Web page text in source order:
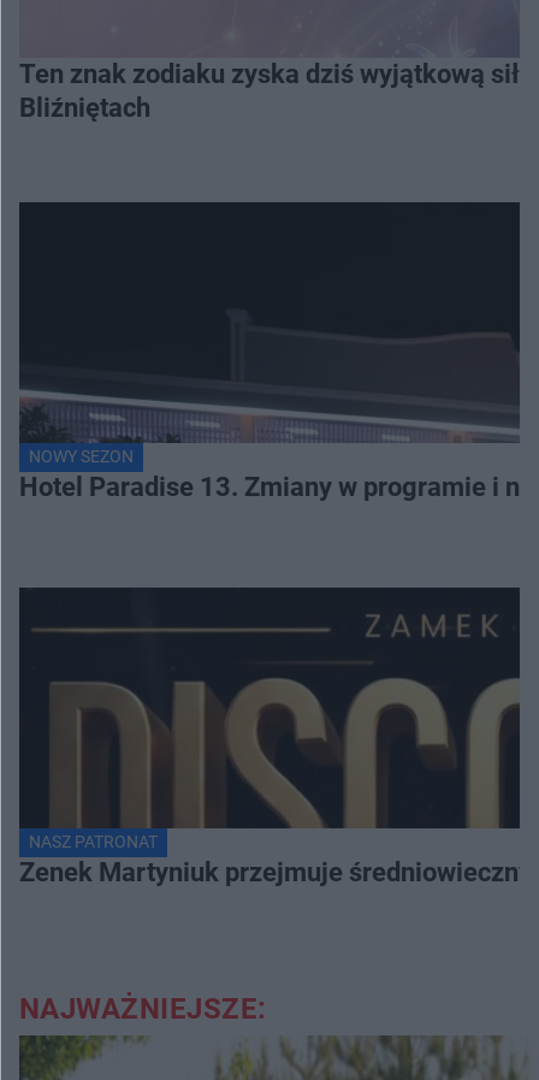
Ten znak zodiaku zyska dziś wyjątkową
Bliźniętach
NOWY SEZON
Hotel Paradise 13. Zmiany w programie i
NASZ PATRONAT
Zenek Martyniuk przejmuje
NAJWAŻNIEJSZE: